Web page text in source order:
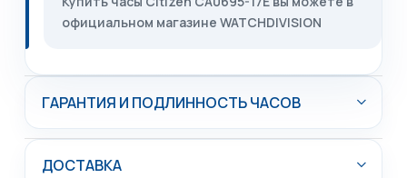
официальном магазине WATCHDIVISION
ГАРАНТИЯ И ПОДЛИННОСТЬ ЧАСОВ
ДОСТАВКА